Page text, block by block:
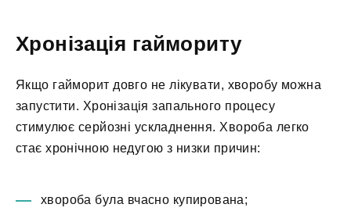
Хронізація гаймориту
Якщо гайморит довго не лікувати, хворобу можна
запустити. Хронізація запального процесу
стимулює серйозні ускладнення. Хвороба легко
стає хронічною недугою з низки причин:
хвороба була вчасно купирована;